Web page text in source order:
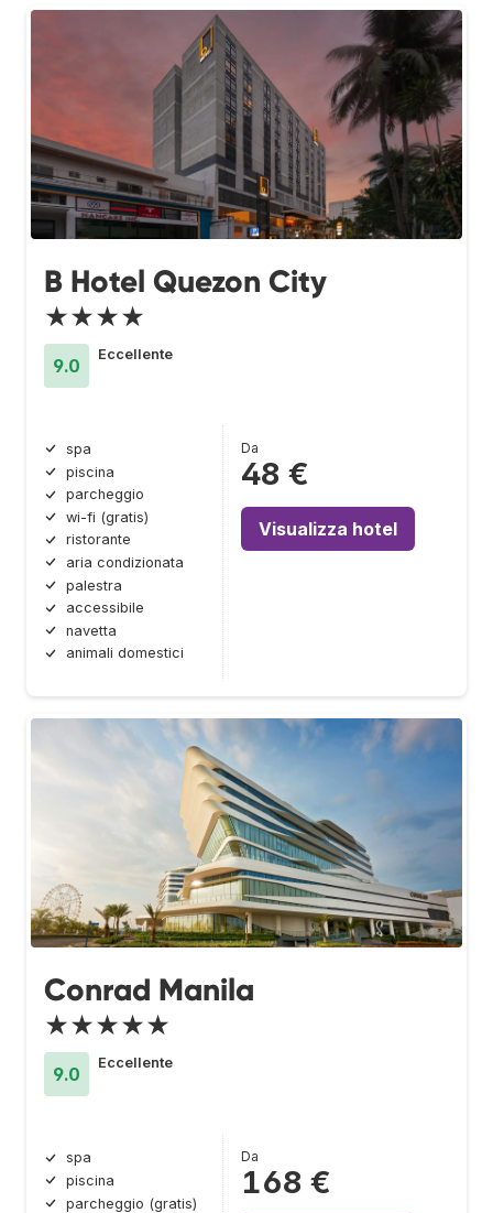
B Hotel Quezon City
★★★★
9.0
Eccellente
spa
piscina
parcheggio
wi-fi (gratis)
ristorante
aria condizionata
palestra
accessibile
navetta
animali domestici
Da
48 €
Visualizza hotel
Conrad Manila
★★★★★
9.0
Eccellente
spa
piscina
parcheggio (gratis)
Da
168 €